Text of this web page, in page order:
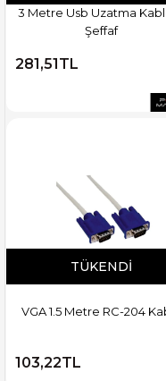
3 Metre Usb Uzatma
Şeffaf
281,51TL
TÜKENDI
VGA 1.5 Metre RC-204
103,22TL